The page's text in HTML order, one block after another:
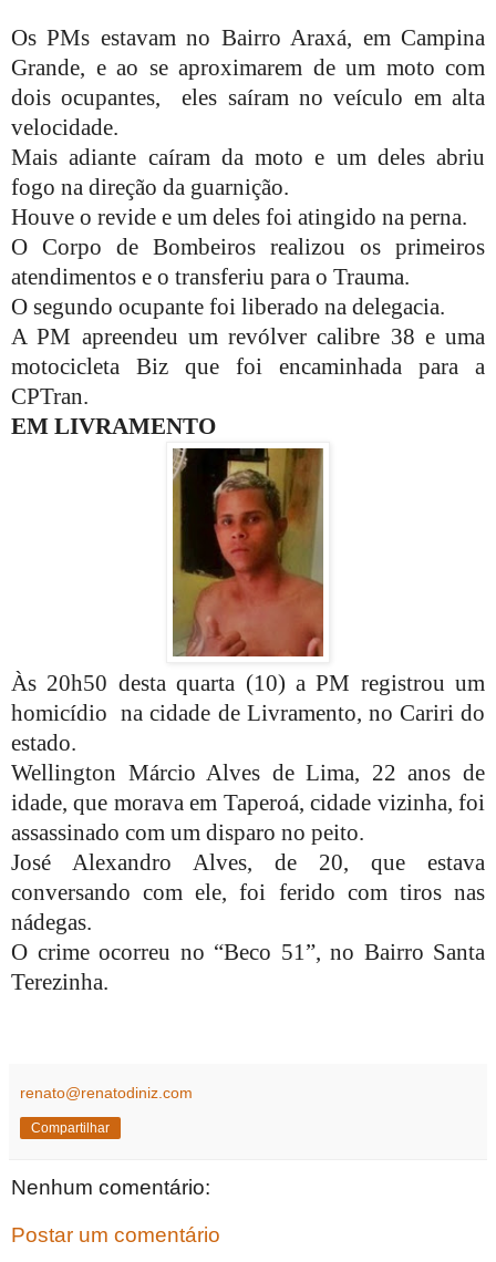
Os PMs estavam no Bairro Araxá, em Campina
Grande, e ao se aproximarem de um moto com
dois ocupantes, eles saíram no veículo em alta
velocidade.
Mais adiante caíram da moto e um deles abriu
fogo na direção da guarnição.
Houve o revide e um deles foi atingido na perna.
O Corpo de Bombeiros realizou os primeiros
atendimentos e o transferiu para o Trauma.
O segundo ocupante foi liberado na delegacia.
A PM apreendeu um revólver calibre 38 e uma
motocicleta Biz que foi encaminhada para a
CPTran.
EM LIVRAMENTO
Às 20h50 desta quarta (10) a PM registrou um
homicídio na cidade de Livramento, no Cariri do
estado.
Wellington Márcio Alves de Lima, 22 anos de
idade, que morava em Taperoá, cidade vizinha, foi
assassinado com um disparo no peito.
José Alexandro Alves, de 20, que estava
conversando com ele, foi ferido com tiros nas
nádegas.
O crime ocorreu no “Beco 51”, no Bairro Santa
Terezinha.
renato@renatodiniz.com
Compartilhar
Nenhum comentário:
Postar um comentário